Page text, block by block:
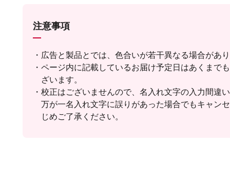
注意事項
広告と製品とでは、色合いが若干異なる場合があ
ページ内に記載しているお届け予定日はあくまで
ざいます。
校正はございませんので、名入れ文字の入力間違
万が一名入れ文字に誤りがあった場合でもキャン
じめご了承ください。